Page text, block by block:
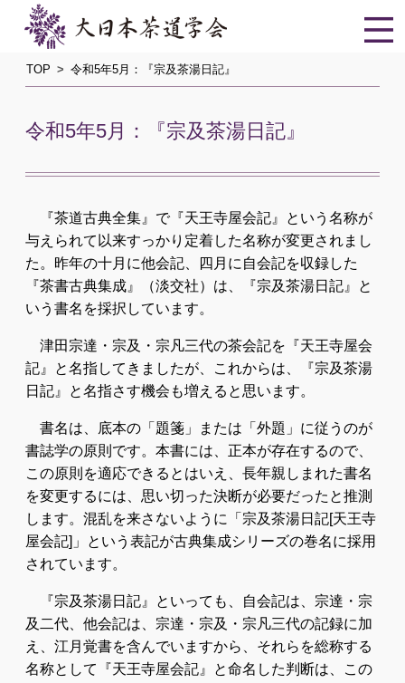
TOP 令和5年5月：『宗及茶湯日記』
令和5年5月：『宗及茶湯日記』
『茶道古典全集』で『天王寺屋会記』という名称が
与えられて以来すっかり定着した名称が変更されまし
た。昨年の十月に他会記、四月に自会記を収録した
『茶書古典集成』（淡交社）は、『宗及茶湯日記』と
いう書名を採択しています。
津田宗達・宗及・宗凡三代の茶会記を『天王寺屋会
記』と名指してきましたが、これからは、『宗及茶湯
日記』と名指さす機会も増えると思います。
書名は、底本の「題箋」または「外題」に従うのが
書誌学の原則です。本書には、正本が存在するので、
この原則を適応できるとはいえ、長年親しまれた書名
を変更するには、思い切った決断が必要だったと推測
します。混乱を来さないように「宗及茶湯日記[天王寺
屋会記]」という表記が古典集成シリーズの巻名に採用
されています。
『宗及茶湯日記』といっても、自会記は、宗達・宗
及二代、他会記は、宗達・宗及・宗凡三代の記録に加
え、江月覚書を含んでいますから、それらを総称する
名称として『天王寺屋会記』と命名した判断は、この